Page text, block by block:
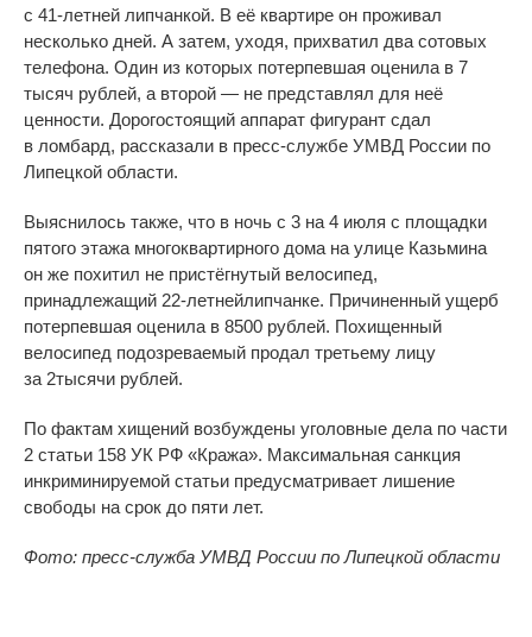
с 41-летней липчанкой. В её квартире он проживал
несколько дней. А затем, уходя, прихватил два сотовых
телефона. Один из которых потерпевшая оценила в 7
тысяч рублей, а второй — не представлял для неё
ценности. Дорогостоящий аппарат фигурант сдал
в ломбард, рассказали в пресс-службе УМВД России по
Липецкой области.
Выяснилось также, что в ночь с 3 на 4 июля с площадки
пятого этажа многоквартирного дома на улице Казьмина
он же похитил не пристёгнутый велосипед,
принадлежащий 22-летнейлипчанке. Причиненный ущерб
потерпевшая оценила в 8500 рублей. Похищенный
велосипед подозреваемый продал третьему лицу
за 2тысячи рублей.
По фактам хищений возбуждены уголовные дела по части
2 статьи 158 УК РФ «Кража». Максимальная санкция
инкриминируемой статьи предусматривает лишение
свободы на срок до пяти лет.
Фото: пресс-служба УМВД России по Липецкой области